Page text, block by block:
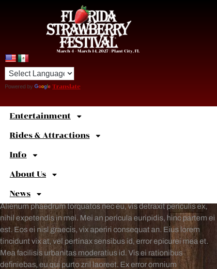
March 4 – March 14, 2027 | Plant City, FL
Powered by Translate
Entertainment
Rides & Attractions
Info
About Us
News
Sweet
Alienum phaedrum torquatos nec eu, vis detraxit periculis ex,
nihil expetendis in mei. Mei an pericula euripidis, hinc partem ei
est. Eos ei nisl graecis, vix aperiri consequat an. Eius lorem
tincidunt vix at, vel pertinax sensibus id, error epicurei mea et.
Mea facilisis urbanitas moderatius id. Vis ei rationibus
definiebas, eu qui purto zril laoreet. Ex error omnium